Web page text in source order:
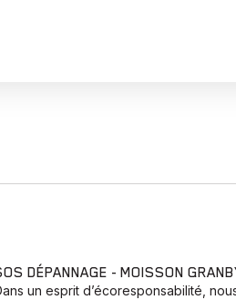
DÉPANNAGE - MOISSON
un esprit d’écoresponsabilité,